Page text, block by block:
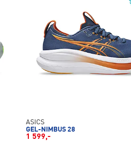
ASICS
GEL-NIMBUS 28
1 599,-